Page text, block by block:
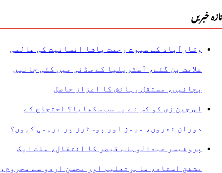
لڑکی
کیساتھ
نوجوان
پٹائی،چاقو
تازہ خبریں
وقارآباد کے سپوت رحمت پاشا انسانیت کی عالمی
علامت بن گئے، آسٹریلیا کے سڈنی میں کئی جانیں
بچائیں، مستقل رہائش کا اعزاز حاصل
اس جین زی کو کس نے یہ سب سکھایا؟ احتجاج کے
دوران نعروں، میمز اور پوسٹرز پر برہمی کیوں؟
پروفیسر عبدالوہاب قیصر کا انتقال، ملت ایک
مشفق استاد، ماہرِتعلیم اور محسنِ اردو سے محروم،